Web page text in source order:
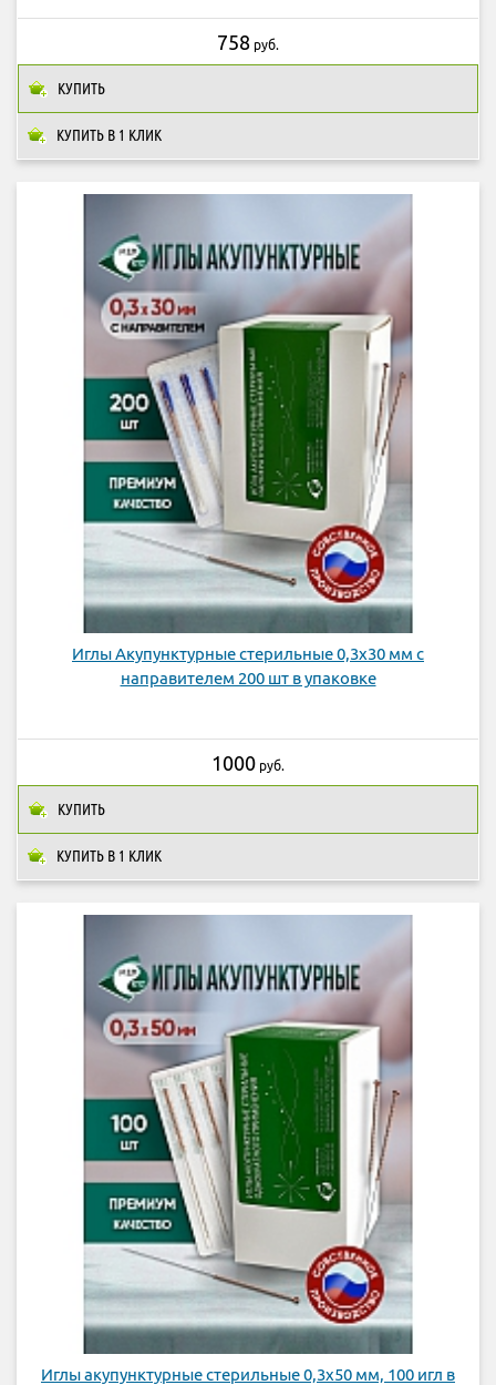
КУПИТЬ В 1 КЛИК
758 руб.
КУПИТЬ
Иглы Акупунктурные стерильные 0,3х30 мм с
направителем 200 шт в упаковке
КУПИТЬ В 1 КЛИК
1000 руб.
КУПИТЬ
Иглы акупунктурные стерильные 0,3х50 мм, 100 игл в